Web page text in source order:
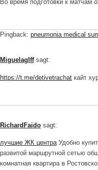
Во время подготовки к матчам
Pingback: pneumonia medical
MiguelagIff sagt:
https://t.me/detivetrachat кайт
RichardFaido sagt:
лучшие ЖК центраУдобно
развитой маршрутной сетью
комнатная квартира в